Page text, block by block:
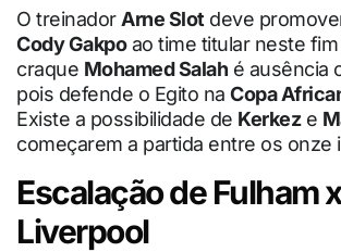
O treinadorArne Slotdeve
Cody Gakpoao time titular neste fim
craque Mohamed Salah é ausência
pois defende o Egito na Copa
Existe a possibilidade de Kerkeze
começarem a partida entre os onze
Escalação de Fulham x
Liverpool